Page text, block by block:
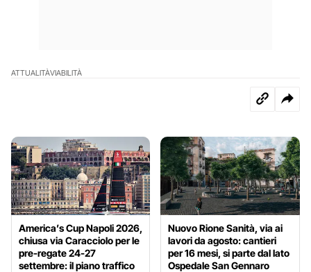
ATTUALITÀVIABILITÀ
America’s Cup Napoli 2026,
chiusa via Caracciolo per le
pre-regate 24-27
settembre: il piano traffico
Nuovo Rione Sanità, via ai
lavori da agosto: cantieri
per 16 mesi, si parte dal lato
Ospedale San Gennaro